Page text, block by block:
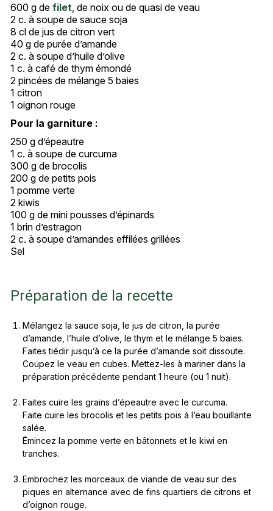
600 g de filet , de noix ou de quasi de veau
2 c. à soupe de sauce soja
8 cl de jus de citron vert
40 g de purée d’amande
2 c. à soupe d’huile d’olive
1 c. à café de thym émondé
2 pincées de mélange 5 baies
1 citron
1 oignon rouge
Pour la garniture :
250 g d’épeautre
1 c. à soupe de curcuma
300 g de brocolis
200 g de petits pois
1 pomme verte
2 kiwis
100 g de mini pousses d’épinards
1 brin d’estragon
2 c. à soupe d’amandes effilées grillées
Sel
Préparation de la recette
Mélangez la sauce soja, le jus de citron, la purée
d’amande, l’huile d’olive, le thym et le mélange 5 baies.
Faites tiédir jusqu’à ce la purée d’amande soit dissoute.
Coupez le veau en cubes. Mettez-les à mariner dans la
préparation précédente pendant 1 heure (ou 1 nuit).
Faites cuire les grains d’épeautre avec le curcuma.
Faite cuire les brocolis et les petits pois à l’eau bouillante
salée.
Émincez la pomme verte en bâtonnets et le kiwi en
tranches.
Embrochez les morceaux de viande de veau sur des
piques en alternance avec de fins quartiers de citrons et
d’oignon rouge.